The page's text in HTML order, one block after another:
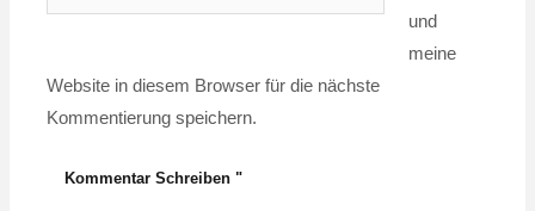
und
meine
Website in diesem Browser für die nächste
Kommentierung speichern.